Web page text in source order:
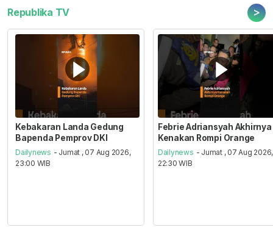
Republika TV >
Kebakaran Landa Gedung
Bapenda Pemprov DKI
Dailynews - Jumat , 07 Aug 2026,
23:00 WIB
Febrie Adriansyah Akhirnya
Kenakan Rompi Orange
Dailynews - Jumat , 07 Aug 2026,
22:30 WIB